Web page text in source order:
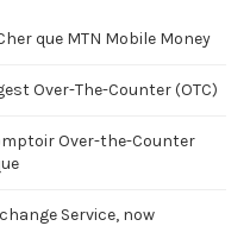
que MTN Mobile Money
Over-The-Counter (OTC)
Over-the-Counter
Service, now